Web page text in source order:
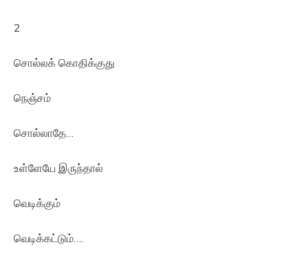
2
சொல்லக் கொதிக்குது
நெஞ்சம்
சொல்லாதே…
உள்ளேயே இருந்தால்
வெடிக்கும்
வெடிக்கட்டும்….